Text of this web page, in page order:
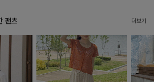
팬츠 더보기